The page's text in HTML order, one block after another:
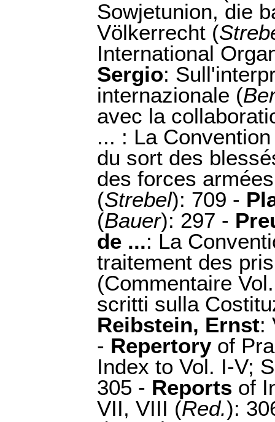
Sowjetunion, die
Völkerrecht (
International
Sergio:
internazionale (
avec la
... : La
du sort des
des forces
(Strebel): 709 -
(Bauer): 297 -
de ...: La
traitement des
(Commentaire
scritti sulla
Reibstein, Ernst:
- Repertoryof
Index to Vol. I-V;
305 - Reports of
VII, VIII (Red.):